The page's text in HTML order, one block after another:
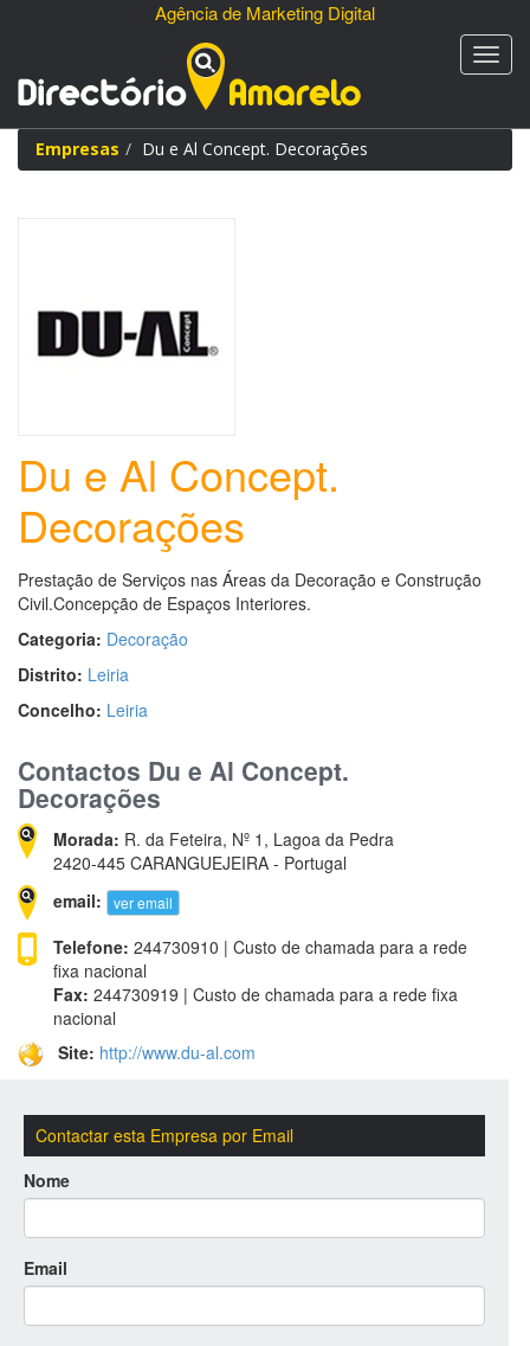
Agência de Marketing Digital
Empresas Du e Al Concept. Decorações
Du e Al Concept.
Decorações
Prestação de Serviços nas Áreas da Decoração e Construção
Civil.Concepção de Espaços Interiores.
Categoria: Decoração
Distrito: Leiria
Concelho: Leiria
Contactos Du e Al Concept.
Decorações
Morada: R. da Feteira, Nº 1, Lagoa da Pedra
2420-445 CARANGUEJEIRA - Portugal
email:
ver email
Telefone: 244730910 | Custo de chamada para a rede
fixa nacional
Fax: 244730919 | Custo de chamada para a rede fixa
nacional
Site: http://www.du-al.com
Contactar esta Empresa por Email
Nome
Email